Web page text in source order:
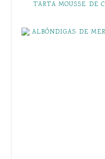
TARTA MOUSSE DE